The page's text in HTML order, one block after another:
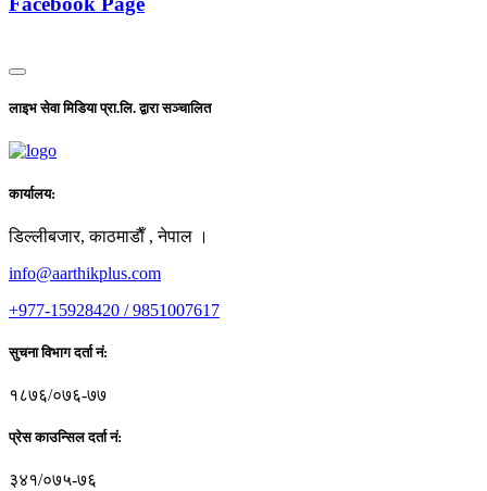
लाइभ सेवा मिडिया प्रा.लि. द्वारा सञ्चालित
कार्यालय:
डिल्लीबजार, काठमाडाैँ , नेपाल ।
info@aarthikplus.com
+977-15928420 / 9851007617
सुचना विभाग दर्ता नं:
१८७६/०७६-७७
प्रेस काउन्सिल दर्ता नं:
३४१/०७५-७६